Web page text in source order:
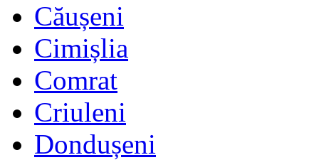
Căușeni
Cimișlia
Comrat
Criuleni
Dondușeni